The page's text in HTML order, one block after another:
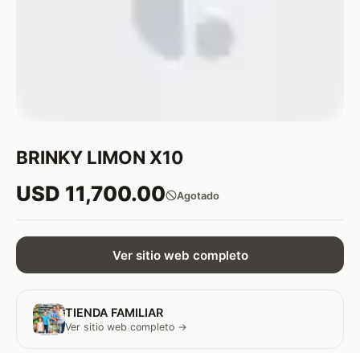
BRINKY LIMON X10
USD 11,700.00 Agotado
Ver sitio web completo
TIENDA FAMILIAR
Ver sitio web completo →